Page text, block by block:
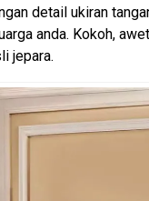
detail ukiran
anda. Kokoh,
jepara.